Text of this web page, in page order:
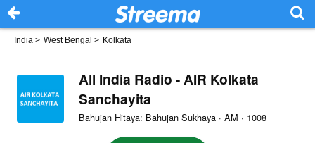
India > West Bengal > Kolkata
All India Radio - AIR Kolkata
Sanchayita
Bahujan Hitaya: Bahujan Sukhaya · AM · 1008